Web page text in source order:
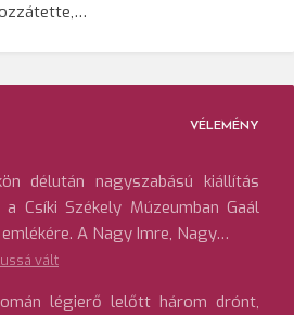
VÉLEMÉNY
délután nagyszabású kiállítás
a Csíki Székely Múzeumban Gaál
A Nagy Imre, Nagy…
vált
légierő lelőtt három drónt,